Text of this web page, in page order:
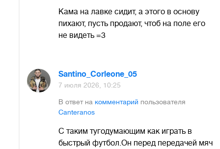
Кама на лавке сидит, а этого в основу
пихают, пусть продают, чтоб на поле его
не видеть =3
Santino_Corleone_05
7 июля 2026, 10:25
В ответ на комментарий пользователя
Canteranos
С таким тугодумающим как играть в
быстрый футбол.Он перед передачей мяч